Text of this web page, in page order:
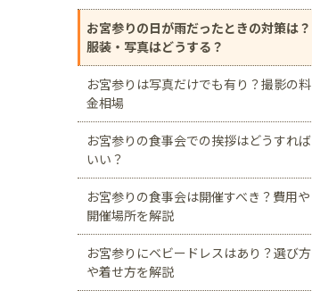
お宮参りの日が雨だったときの対策は？
服装・写真はどうする？
お宮参りは写真だけでも有り？撮影の料
金相場
お宮参りの食事会での挨拶はどうすれば
いい？
お宮参りの食事会は開催すべき？費用や
開催場所を解説
お宮参りにベビードレスはあり？選び方
や着せ方を解説